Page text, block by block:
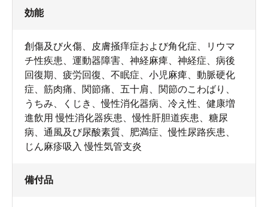
効能
創傷及び火傷、皮膚掻痒症および角化症、リウマ
チ性疾患、運動器障害、神経麻痺、神経症、病後
回復期、疲労回復、不眠症、小児麻痺、動脈硬化
症、筋肉痛、関節痛、五十肩、関節のこわばり、
うちみ、くじき、慢性消化器病、冷え性、健康増
進飲用 慢性消化器疾患、慢性肝胆道疾患、糖尿
病、通風及び尿酸素質、肥満症、慢性尿路疾患、
じん麻疹吸入 慢性気管支炎
備付品